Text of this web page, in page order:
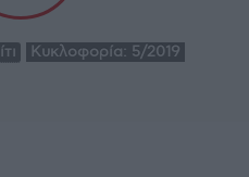
Κυκλοφορία: 5/2019